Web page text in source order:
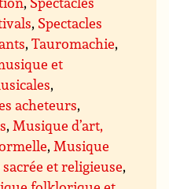
, Spectacles
,Tauromachie,
et
,
acheteurs,
,Musique d’art,
,Musique
et religieuse,